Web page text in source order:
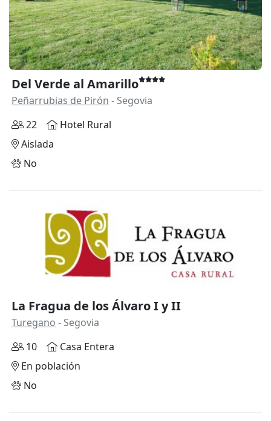
Del Verde al Amarillo
Peñarrubias de Pirón - Segovia
22
Hotel Rural
Aislada
No
Anterior
La Fragua de los Álvaro I y II
Turegano - Segovia
10
Casa Entera
En población
No